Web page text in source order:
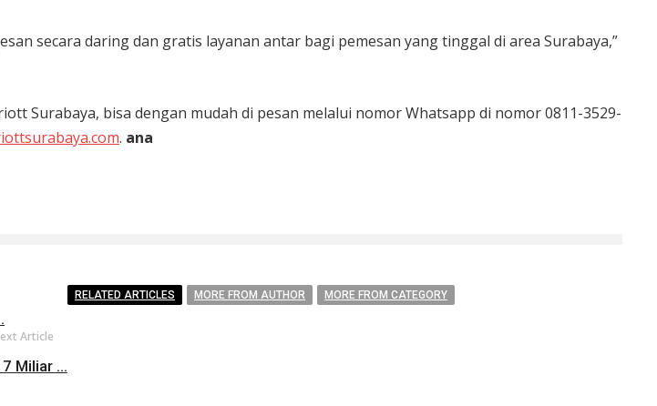
secara daring dan gratis layanan antar bagi pemesan yang tinggal di area Surabaya,”
Surabaya, bisa dengan mudah di pesan melalui nomor Whatsapp di nomor 0811-3529-
. ana
Article
Miliar ...
RELATED ARTICLES MORE FROM AUTHOR MORE FROM CATEGORY